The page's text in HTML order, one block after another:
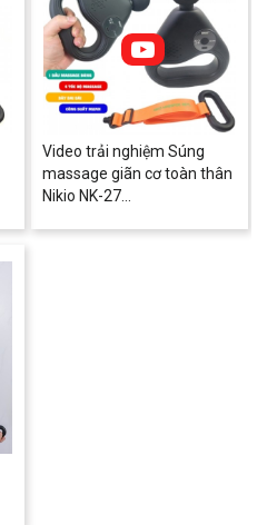
Video trải nghiệm Súng
massage giãn cơ toàn thân
Nikio NK-27...